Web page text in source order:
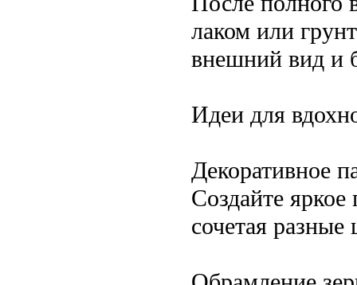
лаком или
внешний вид и
Идеи для
Декоративное
Создайте
сочетая